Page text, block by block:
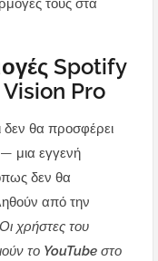
τους στα
Spotify
Pro
δεν θα προσφέρει
μια εγγενή
δεν θα
από την
χρήστες του
το YouTube στο